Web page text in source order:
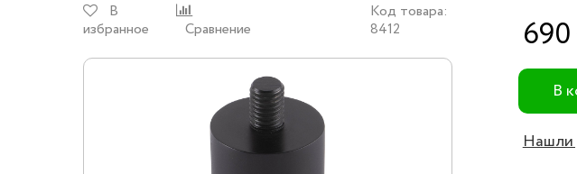
В
избранное
Сравнение
Код товара:
8412
В
Нашли